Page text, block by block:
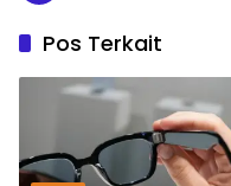
Pos Terkait